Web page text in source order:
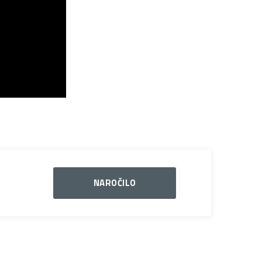
NAROČILO